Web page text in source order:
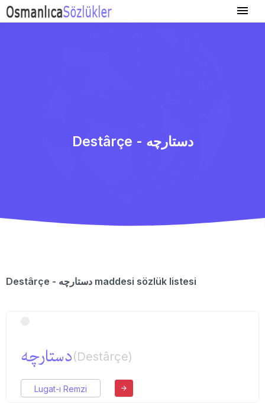
Destârçe - دستارچه
Destârçe - دستارچه maddesi sözlük listesi
دستارچه(Destârçe)
Lugat-ı Remzi